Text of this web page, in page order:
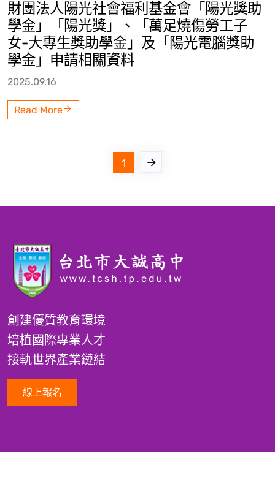
財團法人陽光社會福利基金會「陽光獎助
學金」「陽光獎」、「萬足燒傷勞工子
女-大專生獎助學金」及「陽光電腦獎助
學金」申請相關資料
2025.09.16
Read More
1
創建優質教育環境
培植國際專業人才
接軌世界產業鏈結
線上報名